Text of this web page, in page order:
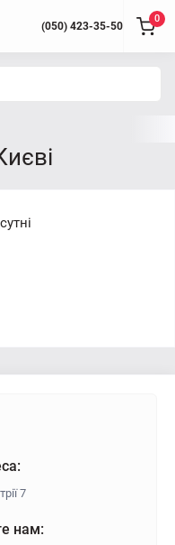
(050) 423-35-50
0
7
нам: